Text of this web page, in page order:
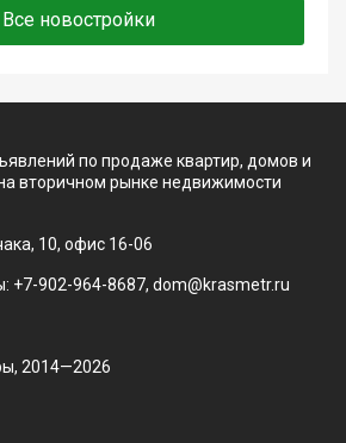
Все новостройки
по продаже квартир, домов и
вторичном рынке недвижимости
10, офис 16-06
+7-902-964-8687, dom@krasmetr.ru
2014—2026